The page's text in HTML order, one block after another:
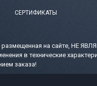
СЕРТИФИКАТЫ
на сайте, НЕ
в технические
заказа!